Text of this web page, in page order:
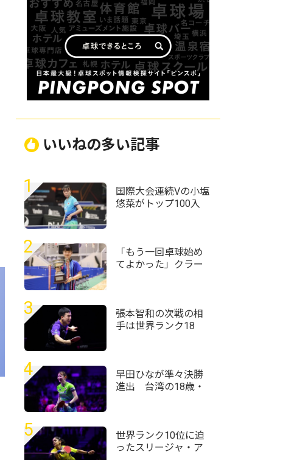
いいねの多い記事
1
国際大会連続Vの小塩
悠菜がトップ100入
ランキング（2026年
第32週）
2
「もう一回卓球始め
てよかった」クラー
校定時制通信制卓球
大会＞
3
張本智和の次戦の相
手は世界ランク18
WTTチャンピオンズ
横浜2026＞
4
早田ひなが準々決勝
進出 台湾の18歳・
5
世界ランク10位に迫
ったスリージャ・ア